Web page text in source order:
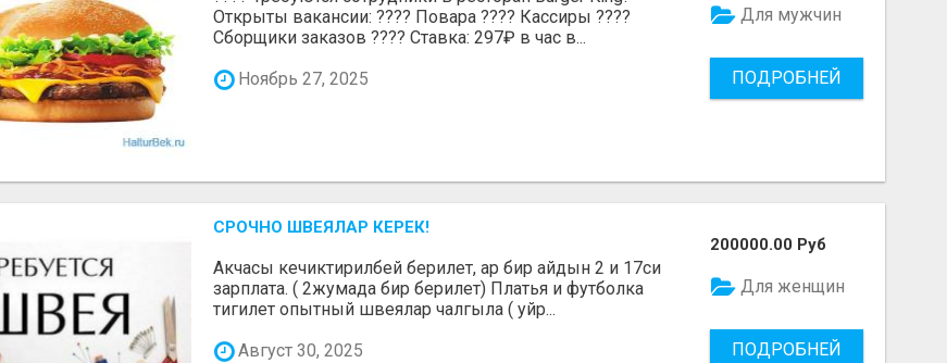
Открыты вакансии: ???? Повара ???? Кассиры ????
Сборщики заказов ???? Ставка: 297₽ в час в...
Ноябрь 27, 2025
Для мужчин
ПОДРОБНЕЙ
СРОЧНО ШВЕЯЛАР КЕРЕК!
Акчасы кечиктирилбей берилет, ар бир айдын 2 и 17си
зарплата. ( 2жумада бир берилет) Платья и футболка
тигилет опытный швеялар чалгыла ( уйр...
Август 30, 2025
200000.00 Руб
Для женщин
ПОДРОБНЕЙ